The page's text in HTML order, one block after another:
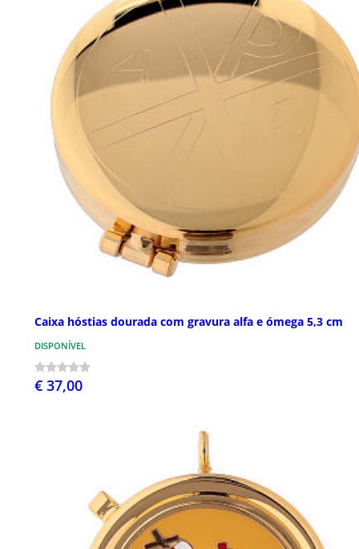
Caixa hóstias dourada com gravura alfa e ómega 5,3 cm
DISPONÍVEL
€ 37,00